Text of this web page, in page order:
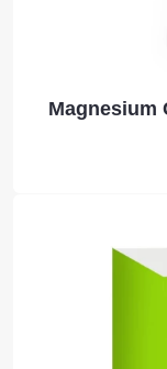
Magnesium